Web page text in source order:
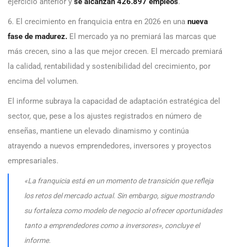
6. El crecimiento en franquicia entra en 2026 en una nueva
fase de madurez. El mercado ya no premiará las marcas que
más crecen, sino a las que mejor crecen. El mercado premiará
la calidad, rentabilidad y sostenibilidad del crecimiento, por
encima del volumen.
El informe subraya la capacidad de adaptación estratégica del
sector, que, pese a los ajustes registrados en número de
enseñas, mantiene un elevado dinamismo y continúa
atrayendo a nuevos emprendedores, inversores y proyectos
empresariales.
«La franquicia está en un momento de transición que refleja
los retos del mercado actual. Sin embargo, sigue mostrando
su fortaleza como modelo de negocio al ofrecer oportunidades
tanto a emprendedores como a inversores», concluye el
informe.